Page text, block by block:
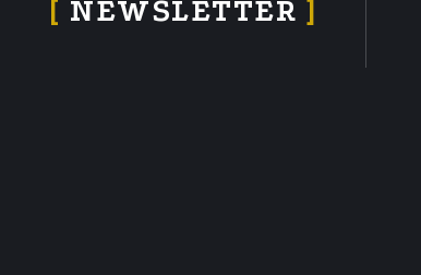
[ NEWSLETTER ]